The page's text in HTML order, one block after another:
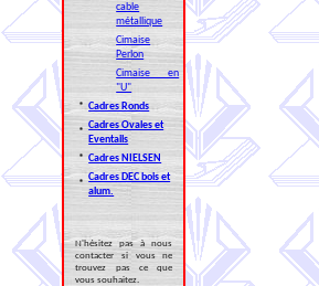
cable
métallique
Cimaise
Perlon
Cimaise en
"U"
* Cadres Ronds
*
Cadres Ovales et
Eventails
* Cadres NIELSEN
*
Cadres DEC bois et
alum.
N'hésitez pas à nous
contacter si vous ne
trouvez pas ce que
vous souhaitez.